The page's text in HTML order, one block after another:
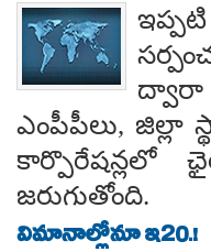
ద్వారా
ఎంపీపీలు, జిల్లా
కార్పొరేషన్లలో
జరుగుతోంది.
విమానాల్లోనూ ఇ20.!